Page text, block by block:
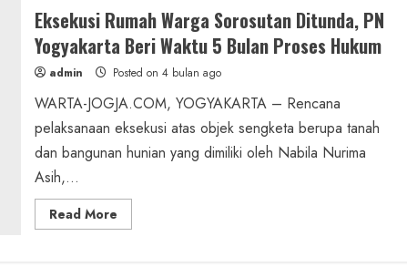
Eksekusi Rumah Warga Sorosutan Ditunda, PN
Yogyakarta Beri Waktu 5 Bulan Proses Hukum
admin Posted on 4 bulan ago
WARTA-JOGJA.COM, YOGYAKARTA – Rencana
pelaksanaan eksekusi atas objek sengketa berupa tanah
dan bangunan hunian yang dimiliki oleh Nabila Nurima
Asih,...
Read MoreRead
more